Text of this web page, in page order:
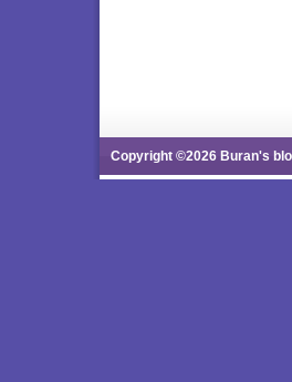
Copyright ©2026 Buran's